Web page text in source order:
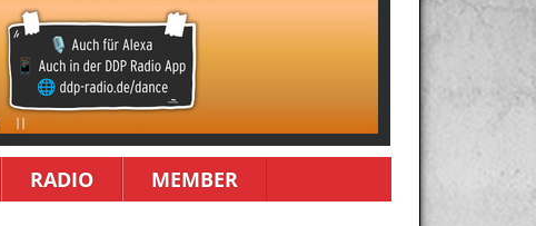
RADIO MEMBER